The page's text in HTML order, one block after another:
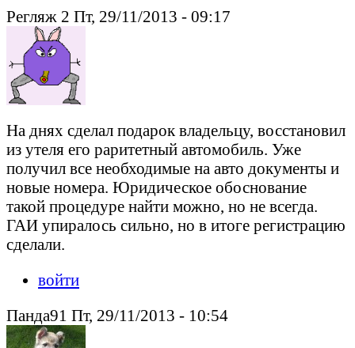
Регляж 2 Пт, 29/11/2013 - 09:17
На днях сделал подарок владельцу, восстановил
из утеля его раритетный автомобиль. Уже
получил все необходимые на авто документы и
новые номера. Юридическое обоснование
такой процедуре найти можно, но не всегда.
ГАИ упиралось сильно, но в итоге регистрацию
сделали.
войти
Панда91 Пт, 29/11/2013 - 10:54